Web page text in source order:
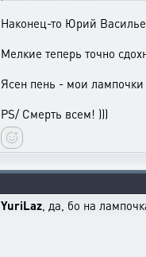
Наконец-то Юрий
Мелкие теперь точно
Ясен пень - мои лампочки
PS/ Смерть всем! )))
YuriLaz, да, бо на